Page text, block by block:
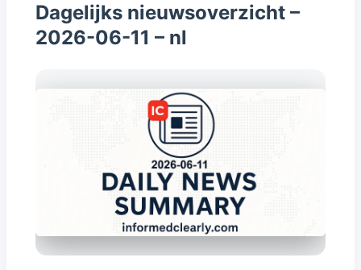
Dagelijks nieuwsoverzicht –
2026-06-11 – nl